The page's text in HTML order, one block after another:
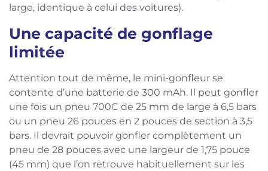
large, identique à celui des voitures).
Une capacité de gonflage
limitée
Attention tout de même, le mini-gonfleur se
contente d’une batterie de 300 mAh. Il peut gonfler
une fois un pneu 700C de 25 mm de large à 6,5 bars
ou un pneu 26 pouces en 2 pouces de section à 3,5
bars. Il devrait pouvoir gonfler complètement un
pneu de 28 pouces avec une largeur de 1,75 pouce
(45 mm) que l’on retrouve habituellement sur les